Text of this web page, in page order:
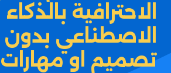
الاحترافية بالذكاء
الاصطناعي
تصميم او